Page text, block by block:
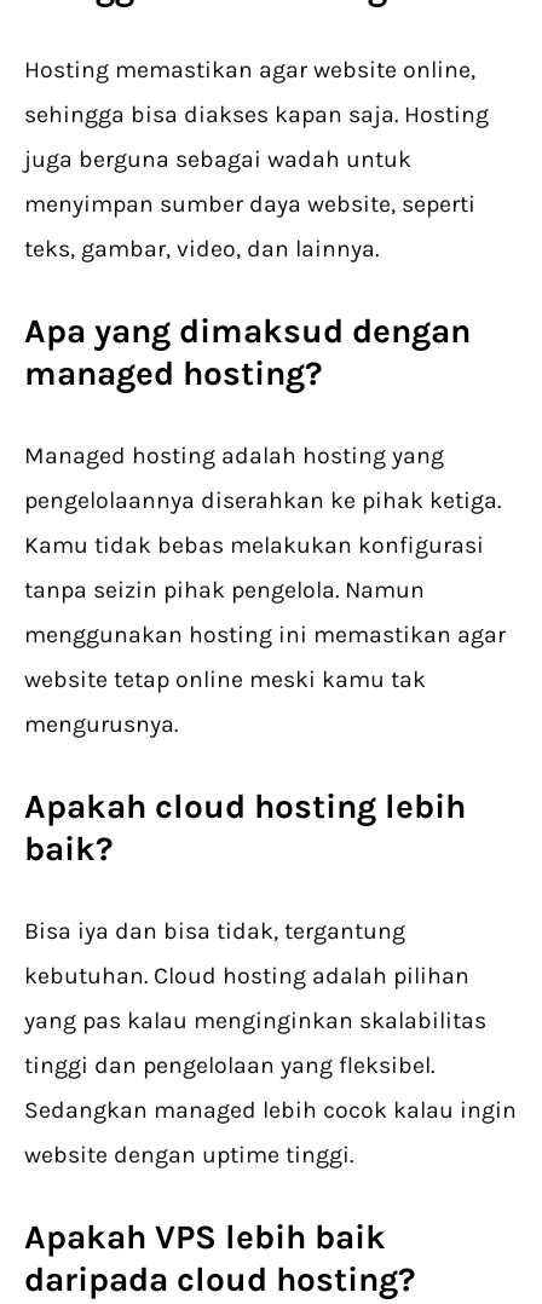
Hosting memastikan agar website online,
sehingga bisa diakses kapan saja. Hosting
juga berguna sebagai wadah untuk
menyimpan sumber daya website, seperti
teks, gambar, video, dan lainnya.
Apa yang dimaksud dengan
managed hosting?
Managed hosting adalah hosting yang
pengelolaannya diserahkan ke pihak ketiga.
Kamu tidak bebas melakukan konfigurasi
tanpa seizin pihak pengelola. Namun
menggunakan hosting ini memastikan agar
website tetap online meski kamu tak
mengurusnya.
Apakah cloud hosting lebih
baik?
Bisa iya dan bisa tidak, tergantung
kebutuhan. Cloud hosting adalah pilihan
yang pas kalau menginginkan skalabilitas
tinggi dan pengelolaan yang fleksibel.
Sedangkan managed lebih cocok kalau ingin
website dengan uptime tinggi.
Apakah VPS lebih baik
daripada cloud hosting?